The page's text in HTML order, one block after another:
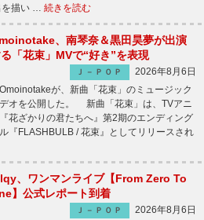
を描い … 続きを読む
、南琴奈＆黒田昊夢が出演
「花束」MVで“好き”を表現
Ｊ－ＰＯＰ
2026年8月6日
が、新曲「花束」のミュージック
オを公開した。 新曲「花束」は、TVアニ
花ざかりの君たちへ』第2期のエンディング
『FLASHBULB / 花束』としてリリースされ
、ワンマンライブ【From Zero To
】公式レポート到着
Ｊ－ＰＯＰ
2026年8月6日